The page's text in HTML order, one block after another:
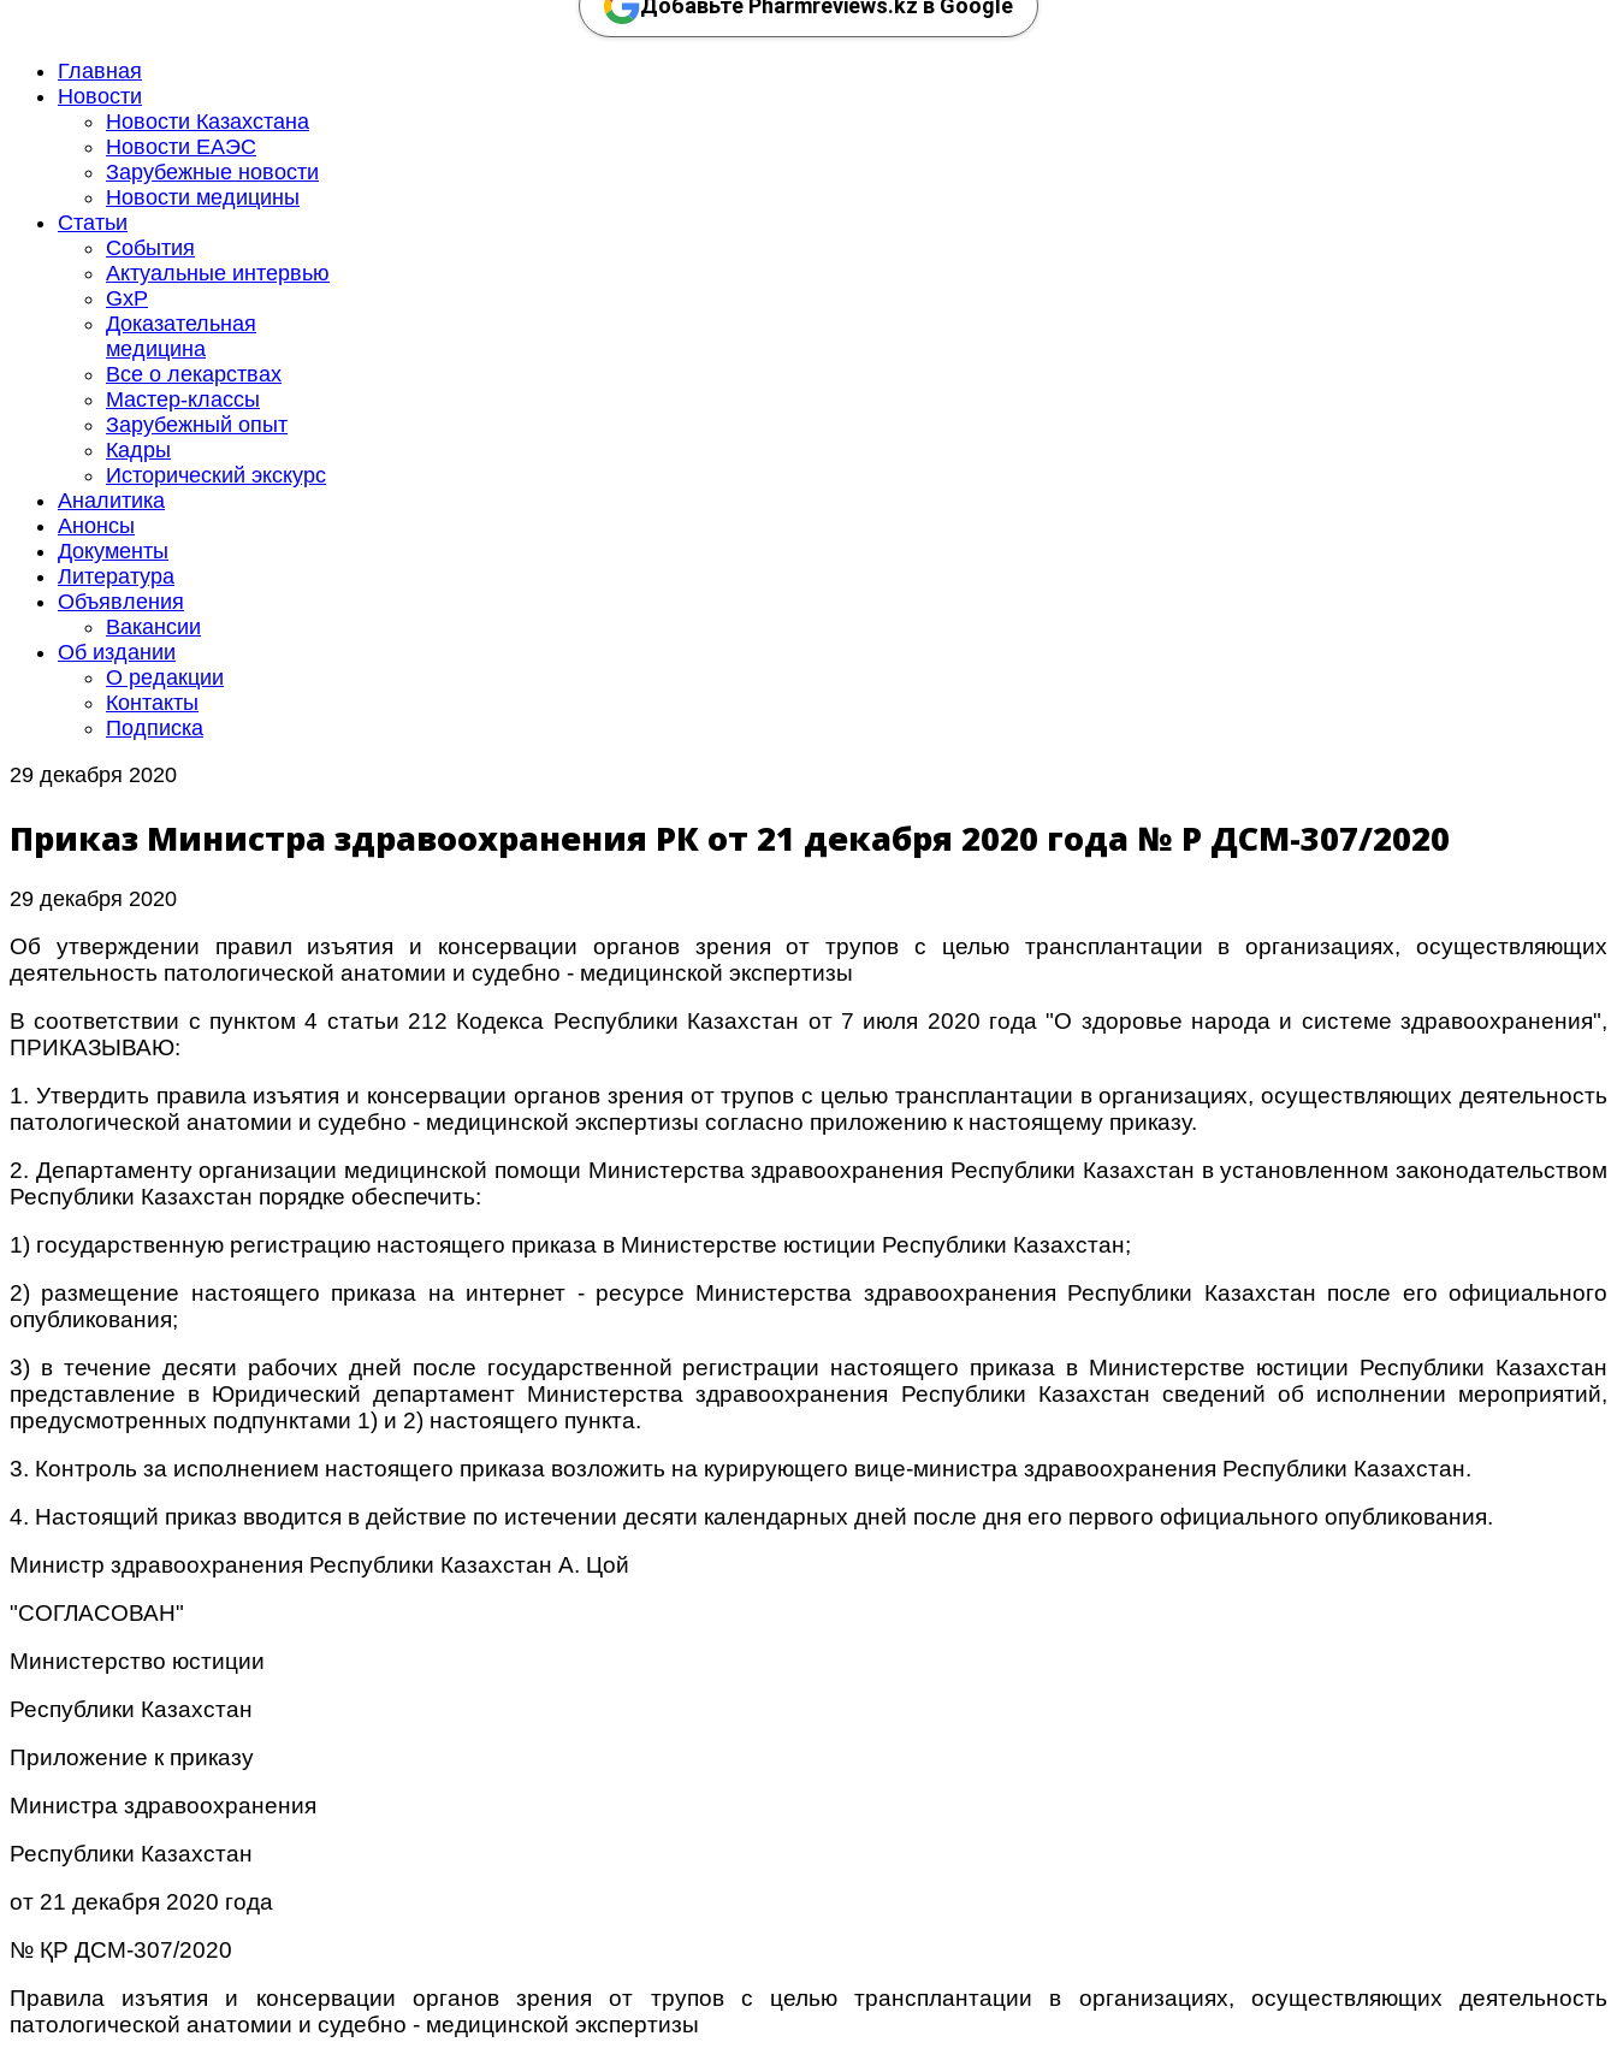
Добавьте Pharmreviews.kz в Google
Главная
Новости
Новости Казахстана
Новости ЕАЭС
Зарубежные новости
Новости медицины
Статьи
События
Актуальные интервью
GxP
Доказательная
медицина
Все о лекарствах
Мастер-классы
Зарубежный опыт
Кадры
Исторический экскурс
Аналитика
Анонсы
Документы
Литература
Объявления
Вакансии
Об издании
О редакции
Контакты
Подписка
29 декабря 2020
Приказ Министра здравоохранения РК от 21 декабря 2020 года № ҚР ДСМ-307/2020
29 декабря 2020
Об утверждении правил изъятия и консервации органов зрения от трупов с целью трансплантации в организациях, осуществляющих
деятельность патологической анатомии и судебно - медицинской экспертизы
В соответствии с пунктом 4 статьи 212 Кодекса Республики Казахстан от 7 июля 2020 года "О здоровье народа и системе здравоохранения",
ПРИКАЗЫВАЮ:
1. Утвердить правила изъятия и консервации органов зрения от трупов с целью трансплантации в организациях, осуществляющих деятельность
патологической анатомии и судебно - медицинской экспертизы согласно приложению к настоящему приказу.
2. Департаменту организации медицинской помощи Министерства здравоохранения Республики Казахстан в установленном законодательством
Республики Казахстан порядке обеспечить:
1) государственную регистрацию настоящего приказа в Министерстве юстиции Республики Казахстан;
2) размещение настоящего приказа на интернет - ресурсе Министерства здравоохранения Республики Казахстан после его официального
опубликования;
3) в течение десяти рабочих дней после государственной регистрации настоящего приказа в Министерстве юстиции Республики Казахстан
представление в Юридический департамент Министерства здравоохранения Республики Казахстан сведений об исполнении мероприятий,
предусмотренных подпунктами 1) и 2) настоящего пункта.
3. Контроль за исполнением настоящего приказа возложить на курирующего вице-министра здравоохранения Республики Казахстан.
4. Настоящий приказ вводится в действие по истечении десяти календарных дней после дня его первого официального опубликования.
Министр здравоохранения Республики Казахстан А. Цой
"СОГЛАСОВАН"
Министерство юстиции
Республики Казахстан
Приложение к приказу
Министра здравоохранения
Республики Казахстан
от 21 декабря 2020 года
№ ҚР ДСМ-307/2020
Правила изъятия и консервации органов зрения от трупов с целью трансплантации в организациях, осуществляющих деятельность
патологической анатомии и судебно - медицинской экспертизы